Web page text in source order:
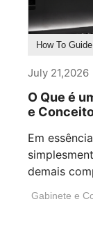
How To Guide
July 21,2026
O Que é
e
Em
demais
Gabinete e